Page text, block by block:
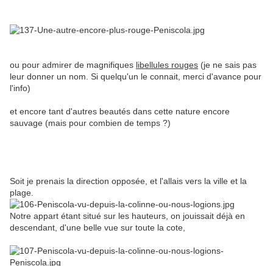
ou pour admirer de magnifiques libellules rouges (je ne sais pas
leur donner un nom. Si quelqu'un le connait, merci d'avance pour
l'info)
et encore tant d'autres beautés dans cette nature encore
sauvage (mais pour combien de temps ?)
Soit je prenais la direction opposée, et l'allais vers la ville et la
plage.
Notre appart étant situé sur les hauteurs, on jouissait déjà en
descendant, d'une belle vue sur toute la cote,